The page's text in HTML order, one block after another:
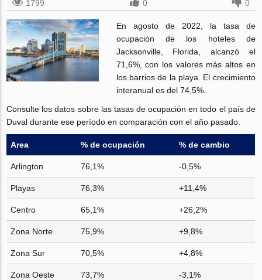
1799
0 0
En agosto de 2022, la tasa de
ocupación de los hoteles de
Jacksonville, Florida, alcanzó el
71,6%, con los valores más altos en
los barrios de la playa. El crecimiento
interanual es del 74,5%.
Consulte los datos sobre las tasas de ocupación en todo el país de
Duval durante ese período en comparación con el año pasado.
Area % de ocupación % de cambio
Arlington 76,1% -0,5%
Playas 76,3% +11,4%
Centro 65,1% +26,2%
Zona Norte 75,9% +9,8%
Zona Sur 70,5% +4,8%
Zona Oeste 73,7% -3,1%